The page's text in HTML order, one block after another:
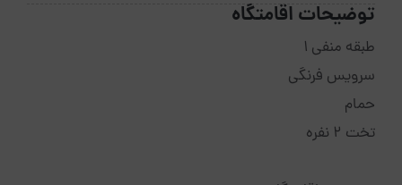
توضیحات اقامتگاه
طبقه منفی 1
سرویس فرنگی
حمام
تخت 2 نفره